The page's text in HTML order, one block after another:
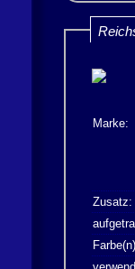
Marke:
Zusatz: